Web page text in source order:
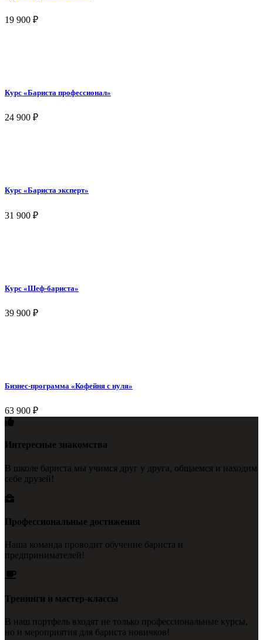
19 900 ₽
Курс «Бариста профессионал»
24 900 ₽
Курс «Бариста эксперт»
31 900 ₽
Курс «Шеф-бариста»
39 900 ₽
Бизнес-программа «Кофейня с нуля»
63 900 ₽
Интересные знакомства
В школе бариста мы учимся друг у друга, общаемся и находим
себе друзей!
Профессиональные достижения
Наша команда проводит обучение бариста и
предпринимателей!
Тренинги и мастер-классы
В наш портфель входят не только профессиональные курсы,
но и мероприятия для бариста новичков!